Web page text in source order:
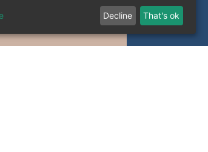
Decline That's ok